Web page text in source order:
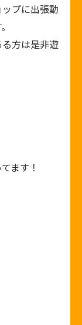
プに出張動
方は是非遊
ます！